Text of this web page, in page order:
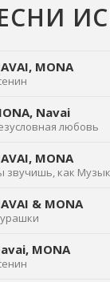
MONA
Navai
любовь
MONA
звучишь, как
& MONA
MONA